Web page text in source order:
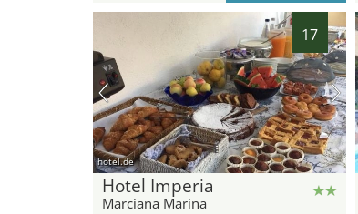
17
hotel.de
Hotel Imperia
Marciana Marina